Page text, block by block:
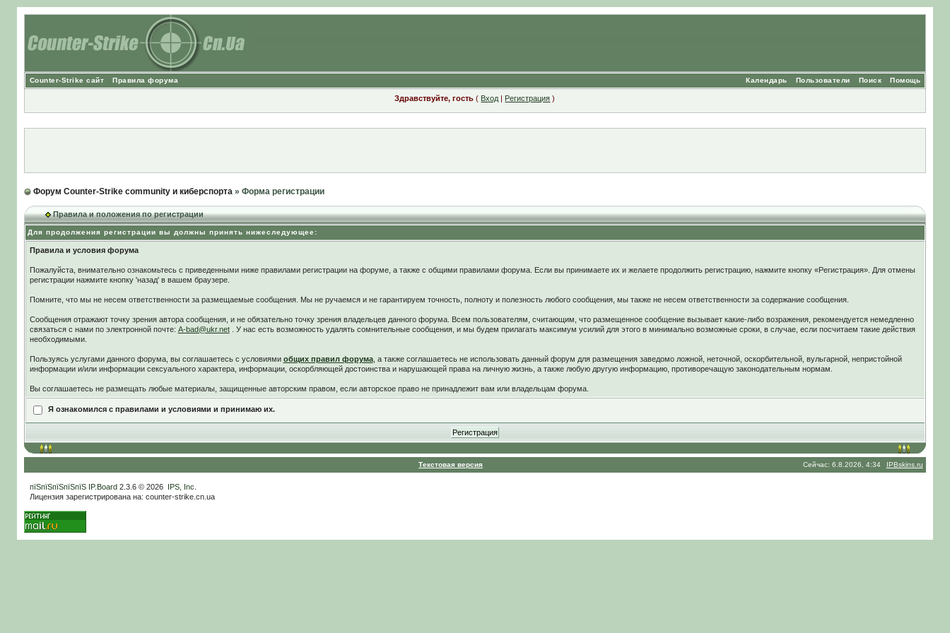
Counter-Strike сайт Правила форума Помощь
Поиск
Пользователи
Календарь
Здравствуйте, гость ( Вход | Регистрация )
Форум Counter-Strike community и киберспорта» Форма регистрации
Правила и положения по регистрации
Для продолжения регистрации вы должны принять нижеследующее:
Правила и условия форума
Пожалуйста, внимательно ознакомьтесь с приведенными ниже правилами регистрации на форуме, а также с общими правилами форума. Если вы принимаете их и желаете продолжить регистрацию, нажмите кнопку «Регистрация». Для отмены
регистрации нажмите кнопку 'назад' в вашем браузере.
Помните, что мы не несем ответственности за размещаемые сообщения. Мы не ручаемся и не гарантируем точность, полноту и полезность любого сообщения, мы также не несем ответственности за содержание сообщения.
Сообщения отражают точку зрения автора сообщения, и не обязательно точку зрения владельцев данного форума. Всем пользователям, считающим, что размещенное сообщение вызывает какие-либо возражения, рекомендуется немедленно
связаться с нами по электронной почте: A-bad@ukr.net. У нас есть возможность удалять сомнительные сообщения, и мы будем прилагать максимум усилий для этого в минимально возможные сроки, в случае, если посчитаем такие действия
необходимыми.
Пользуясь услугами данного форума, вы соглашаетесь c условиями общих правил форума, а также соглашаетесь не использовать данный форум для размещения заведомо ложной, неточной, оскорбительной, вульгарной, непристойной
информации и/или информации сексуального характера, информации, оскорбляющей достоинства и нарушающей права на личную жизнь, а также любую другую информацию, противоречащую законодательным нормам.
Вы соглашаетесь не размещать любые материалы, защищенные авторским правом, если авторское право не принадлежит вам или владельцам форума.
Я ознакомился с правилами и условиями и принимаю их.
Текстовая версия Сейчас: 6.8.2026, 4:34 IPBskins.ru
пїЅпїЅпїЅпїЅпїЅ IP.Board2.3.6 © 2026 IPS, Inc
Лицензия зарегистрирована на: counter-strike.cn.ua